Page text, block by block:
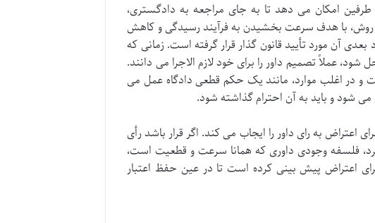
امکان می دهد تا به جای مراجعه به دادگستری،
روش، با هدف سرعت بخشیدن به فرآیند رسیدگی و کاهش
بعدی آن مورد تأیید قانون گذار قرار گرفته است. زمانی که
عملاً تصمیم داور را برای خود لازم الاجرا می دانند.
و در اغلب موارد، مانند یک حکم قطعی دادگاه عمل می
شود و باید به آن احترام گذاشته شود.
به رای داور را ایجاب می کند. اگر قرار باشد رأی
فلسفه وجودی داوری که همانا سرعت و قطعیت است،
اعتراض پیش بینی کرده است تا در عین حفظ اعتبار